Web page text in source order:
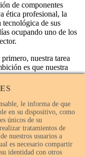
de componentes
ética profesional, la
de sus
ocupando uno de los
nuestra tarea
es que nuestra
le informa de que
en su dispositivo, como
únicos de su
tratamientos de
nuestros usuarios a
es necesario compartir
identidad con otros